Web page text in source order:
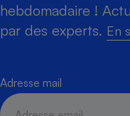
hebdomadaire !
par des experts. En
Adresse mail